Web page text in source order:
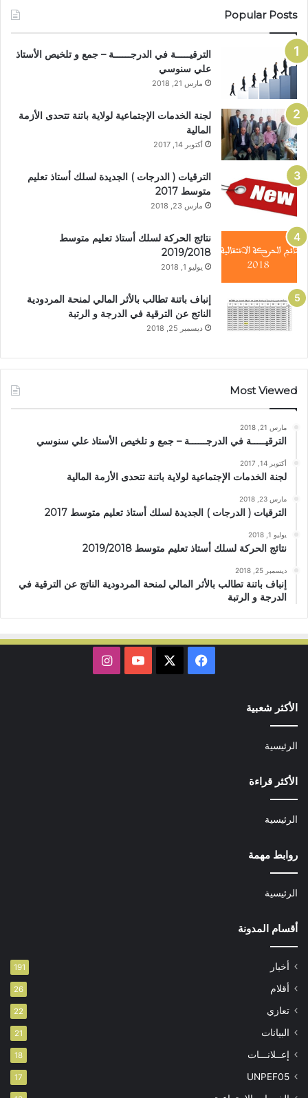
Popular Posts
الترقيـــــة في الدرجــــــة – جمع و تلخيص الأستاذ
علي سنوسي
مارس 21, 2018
لجنة الخدمات الإجتماعية لولاية باتنة تتحدى الأزمة
المالية
أكتوبر 14, 2017
الترقيات ( الدرجات ) الجديدة لسلك أستاذ تعليم
متوسط 2017
مارس 23, 2018
نتائج الحركة لسلك أستاذ تعليم متوسط
2019/2018
يوليو 1, 2018
إنباف باتنة تطالب بالأثر المالي لمنحة المردودية
الناتج عن الترقية في الدرجة و الرتبة
ديسمبر 25, 2018
Most Viewed
مارس 21, 2018
الترقيـــــة في الدرجــــــة – جمع و تلخيص الأستاذ علي سنوسي
أكتوبر 14, 2017
لجنة الخدمات الإجتماعية لولاية باتنة تتحدى الأزمة المالية
مارس 23, 2018
الترقيات ( الدرجات ) الجديدة لسلك أستاذ تعليم متوسط 2017
يوليو 1, 2018
نتائج الحركة لسلك أستاذ تعليم متوسط 2019/2018
ديسمبر 25, 2018
إنباف باتنة تطالب بالأثر المالي لمنحة المردودية الناتج عن الترقية في
الدرجة و الرتبة
فيسبوك يوتيوب
الأكثر شعبية
الرئيسية
الأكثر قراءة
الرئيسية
روابط مهمة
الرئيسية
أقسام المدونة
أخبار 191
أقلام 26
تعازي 22
البيانات 21
إعــلانـــات 18
UNPEF05
17